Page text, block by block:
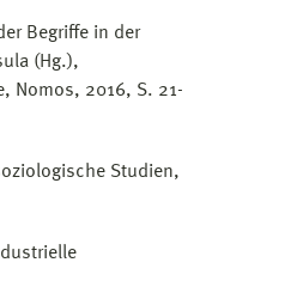
Begriffe in der
(Hg.),
Nomos, 2016, S. 21-
Studien,